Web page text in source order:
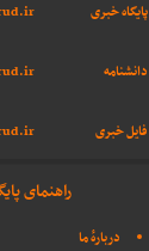
پایگاه خبری
دانشنامه
فایل خبری
راهنمای
دربارهٔ ما